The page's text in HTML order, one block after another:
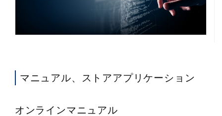
マニュアル、ストアアプリケーション
オンラインマニュアル